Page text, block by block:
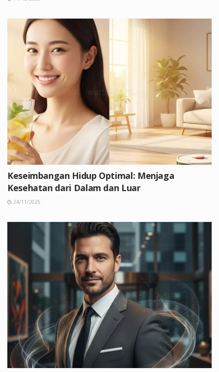
Keseimbangan Hidup Optimal: Menjaga
Kesehatan dari Dalam dan Luar
24/11/2025